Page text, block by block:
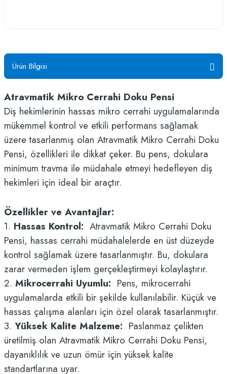
Ürün Bilgisi
Atravmatik Mikro Cerrahi Doku Pensi
Diş hekimlerinin hassas mikro cerrahi uygulamalarında
mükemmel kontrol ve etkili performans sağlamak
üzere tasarlanmış olan Atravmatik Mikro Cerrahi Doku
Pensi, özellikleri ile dikkat çeker. Bu pens, dokulara
minimum travma ile müdahale etmeyi hedefleyen diş
hekimleri için ideal bir araçtır.
Özellikler ve Avantajlar:
1. Hassas Kontrol: Atravmatik Mikro Cerrahi Doku
Pensi, hassas cerrahi müdahalelerde en üst düzeyde
kontrol sağlamak üzere tasarlanmıştır. Bu, dokulara
zarar vermeden işlem gerçekleştirmeyi kolaylaştırır.
2. Mikrocerrahi Uyumlu: Pens, mikrocerrahi
uygulamalarda etkili bir şekilde kullanılabilir. Küçük ve
hassas çalışma alanları için özel olarak tasarlanmıştır.
3. Yüksek Kalite Malzeme: Paslanmaz çelikten
üretilmiş olan Atravmatik Mikro Cerrahi Doku Pensi,
dayanıklılık ve uzun ömür için yüksek kalite
standartlarına uyar.